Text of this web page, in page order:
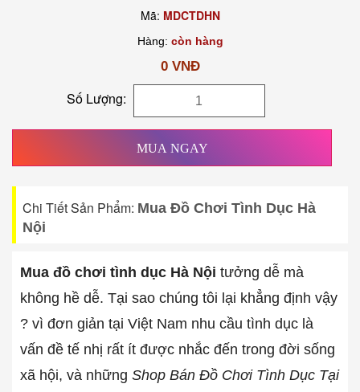
Mã: MDCTDHN
Hàng: còn hàng
0 VNĐ
Số Lượng:
MUA NGAY
Chi Tiết Sản Phẩm: Mua Đồ Chơi Tình Dục Hà
Nội
Mua đồ chơi tình dục Hà Nội tưởng dễ mà
không hề dễ. Tại sao chúng tôi lại khẳng định vậy
? vì đơn giản tại Việt Nam nhu cầu tình dục là
vấn đề tế nhị rất ít được nhắc đến trong đời sống
xã hội, và những Shop Bán Đồ Chơi Tình Dục Tại